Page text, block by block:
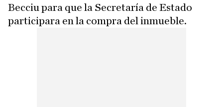
Becciu para que la Secretaría de Estado
participara en la compra del inmueble.